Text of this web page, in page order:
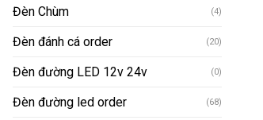
Đèn Chùm (4)
Đèn đánh cá order (20)
Đèn đường LED 12v 24v (0)
Đèn đường led order (68)